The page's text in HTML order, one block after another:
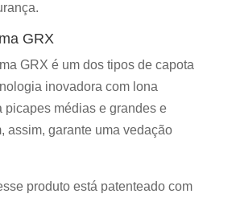
GRX
GRX é um dos tipos de capota
inovadora com lona
picapes médias e grandes e
assim, garante uma vedação
produto está patenteado com